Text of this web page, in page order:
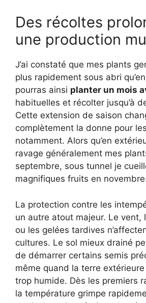
Des récoltes
une production
J’ai constaté que mes plants
plus rapidement sous abri
pourras ainsi planter un mois
habituelles et récolter jusqu’à
Cette extension de saison
complètement la donne pour
notamment. Alors qu’en
ravage généralement mes
septembre, sous tunnel je
magnifiques fruits en
La protection contre les
un autre atout majeur. Le vent,
ou les gelées tardives
cultures. Le sol mieux drainé
de démarrer certains semis
même quand la terre
trop humide. Dès les premiers
la température grimpe